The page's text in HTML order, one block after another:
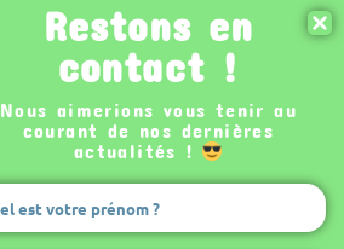
Restons en
contact !
Nous aimerions vous tenir au
courant de nos dernières
actualités !